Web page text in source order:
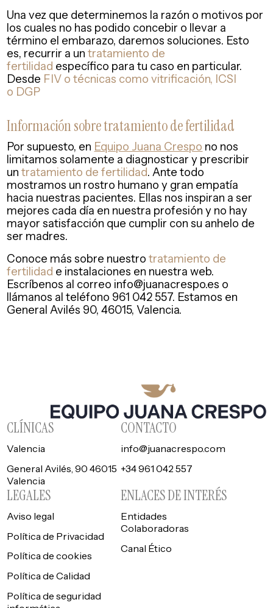
Una vez que determinemos la razón o motivos por
los cuales no has podido concebir o llevar a
término el embarazo, daremos soluciones. Esto
es, recurrir a untratamiento de
fertilidad específico para tu caso en particular.
Desde FIV o técnicas como vitrificación, ICSI
o DGP
Información sobre tratamiento de fertilidad
Por supuesto, en Equipo Juana Crespo no nos
limitamos solamente a diagnosticar y prescribir
untratamiento de fertilidad. Ante todo
mostramos un rostro humano y gran empatía
hacia nuestras pacientes. Ellas nos inspiran a ser
mejores cada día en nuestra profesión y no hay
mayor satisfacción que cumplir con su anhelo de
ser madres.
Conoce más sobre nuestrotratamiento de
fertilidad e instalaciones en nuestra web.
Escríbenos al correo info@juanacrespo.es o
llámanos al teléfono 961 042 557. Estamos en
General Avilés 90, 46015, Valencia.
CLÍNICAS
Valencia
General Avilés, 90 46015
Valencia
CONTACTO
info@juanacrespo.com
+34 961 042 557
LEGALES
Aviso legal
Política de Privacidad
Política de cookies
Política de Calidad
Política de seguridad
ENLACES DE INTERÉS
Entidades
Colaboradoras
Canal Ético